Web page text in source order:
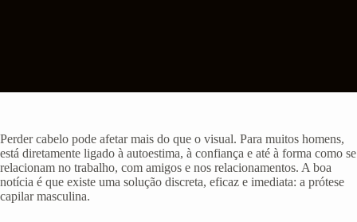
Perder cabelo pode afetar mais do que o visual. Para muitos homens,
está diretamente ligado à autoestima, à confiança e até à forma como se
relacionam no trabalho, com amigos e nos relacionamentos. A boa
notícia é que existe uma solução discreta, eficaz e imediata: a prótese
capilar masculina.